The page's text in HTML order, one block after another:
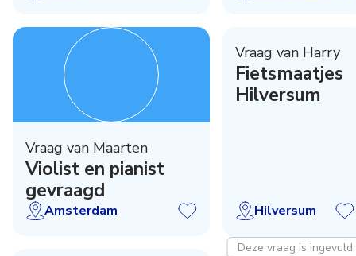
Vraag van Maarten
Violist en pianist
gevraagd
Amsterdam
Vraag van Harry
Fietsmaatjes
Hilversum
Hilversum
Deze vraag is ingevuld